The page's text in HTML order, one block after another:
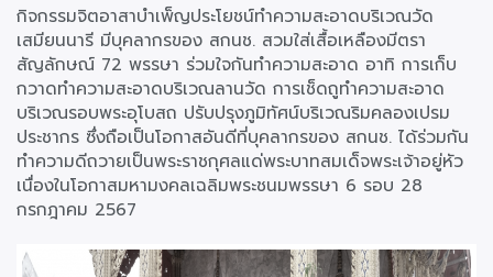
กิจกรรมจิตอาสาบำเพ็ญประโยชน์ทำความสะอาดบริเวณวัด
เสมียนนารี มีบุคลากรของ สกนช. สวมใส่เสื้อเหลืองมีตรา
สัญลักษณ์ 72 พรรษา ร่วมใจกันทำความสะอาด อาทิ การเก็บ
กวาดทำความสะอาดบริเวณลานวัด การเช็ดถูทำความสะอาด
บริเวณรอบพระอุโบสถ ปรับปรุงภูมิทัศน์บริเวณริมคลองเปรม
ประชากร ซึ่งถือเป็นโอกาสอันดีที่บุคลากรของ สกนช. ได้ร่วมกัน
ทำความดีถวายเป็นพระราชกุศลแด่พระบาทสมเด็จพระเจ้าอยู่หัว
เนื่องในโอกาสมหามงคลเฉลิมพระชนมพรรษา 6 รอบ 28
กรกฎาคม 2567